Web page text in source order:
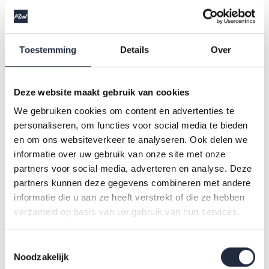
Toestemming Details Over
Deze website maakt gebruik van cookies
We gebruiken cookies om content en advertenties te
personaliseren, om functies voor social media te bieden
en om ons websiteverkeer te analyseren. Ook delen we
informatie over uw gebruik van onze site met onze
partners voor social media, adverteren en analyse. Deze
partners kunnen deze gegevens combineren met andere
informatie die u aan ze heeft verstrekt of die ze hebben
verzameld op basis van uw gebruik van hun services.
Noodzakelijk
functies met een hoger werk- en denkniveau onderzoekt.
Wanneer we naar het salaris kijken, is het beeld gevarieerder:
45 procent van de bezoekers bekijkt functies met een salaris
procent van de bezoekers functies bekijkt met een salaris
dat meer dan 5 procent onder het huidige salaris ligt.
Verder komt naar voren dat mensen functies bekijken in alle
branches en zich niet alleen beperken tot de eigen branche.
Bezoekers lijken ook niet op voorhand meer interesse te
hebben in krapte functies dan in functies waar het
arbeidsmarktperspectief niet zo goed is.